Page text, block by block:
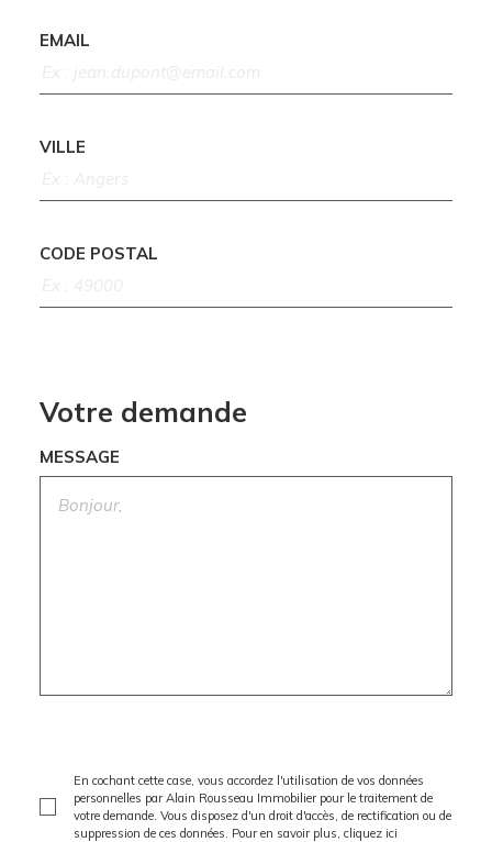
EMAIL
VILLE
CODE POSTAL
Votre demande
MESSAGE
En cochant cette case, vous accordez l'utilisation de vos données
personnelles par Alain Rousseau Immobilier pour le traitement de
votre demande. Vous disposez d'un droit d'accès, de rectification ou de
suppression de ces données. Pour en savoir plus, cliquez ici